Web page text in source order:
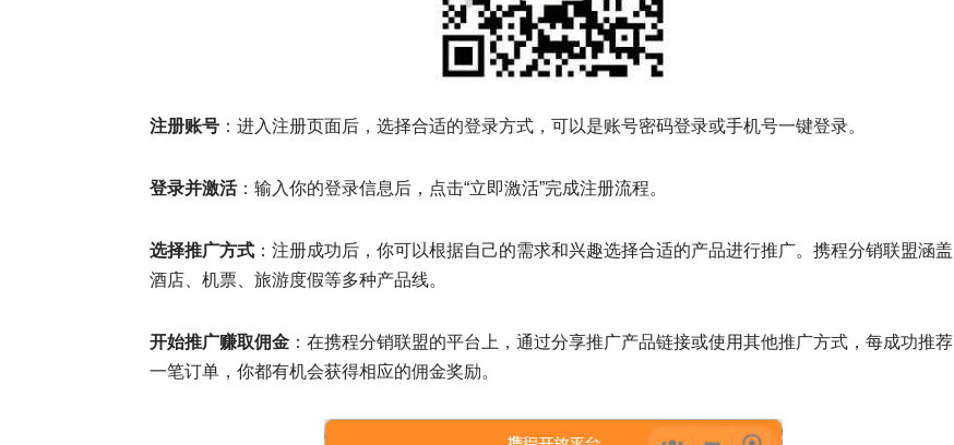
注册账号 ：进入注册页面后，选择合适的登录方式，可以是账号密码登录或手机号一键登录。
登录并激活：输入你的登录信息后，点击“立即激活”完成注册流程。
选择推广方式 ：注册成功后，你可以根据自己的需求和兴趣选择合适的产品进行推广。携程分销联盟涵盖
酒店、机票、旅游度假等多种产品线。
开始推广赚取佣金 ：在携程分销联盟的平台上，通过分享推广产品链接或使用其他推广方式，每成功推荐
一笔订单，你都有机会获得相应的佣金奖励。